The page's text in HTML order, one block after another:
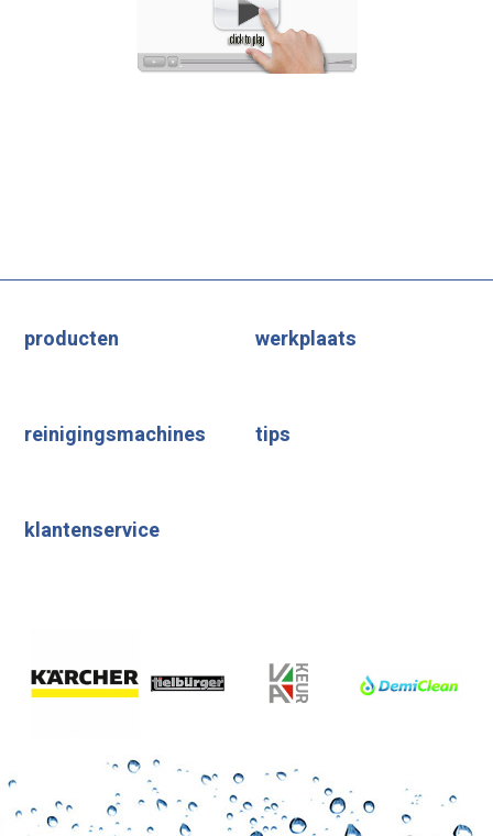
producten werkplaats
reinigingsmachines tips
klantenservice